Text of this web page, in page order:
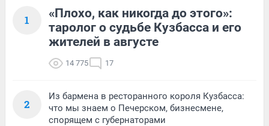
1
«Плохо, как никогда до этого»:
таролог о судьбе Кузбасса и его
жителей в августе
14 775 17
2
Из бармена в ресторанного короля Кузбасса:
что мы знаем о Печерском, бизнесмене,
спорящем с губернаторами